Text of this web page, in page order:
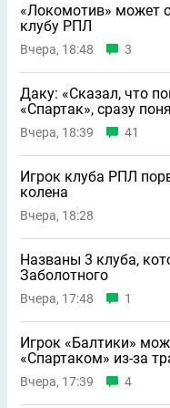
«Локомотив» может
клубу РПЛ
Вчера, 18:48 3
Даку: «Сказал, что
«Спартак», сразу
Вчера, 18:39 41
Игрок клуба РПЛ
колена
Вчера, 18:28
Названы 3 клуба,
Заболотного
Вчера, 17:48 1
Игрок «Балтики»
«Спартаком» из-за
Вчера, 17:39 4